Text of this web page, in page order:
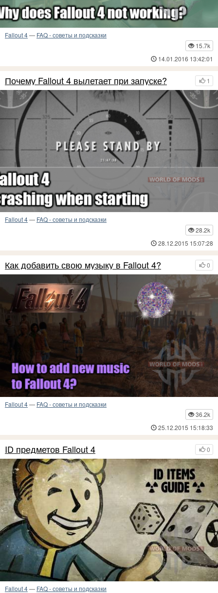
Fallout 4— FAQ - советы и подсказки
15.7k
14.01.2016 13:42:01
1
Почему Fallout 4 вылетает при запуске?
Fallout 4— FAQ - советы и подсказки
28.2k
28.12.2015 15:07:28
0
Как добавить свою музыку в Fallout 4?
Fallout 4— FAQ - советы и подсказки
36.2k
25.12.2015 15:18:33
0
ID предметов Fallout 4
Fallout 4— FAQ - советы и подсказки